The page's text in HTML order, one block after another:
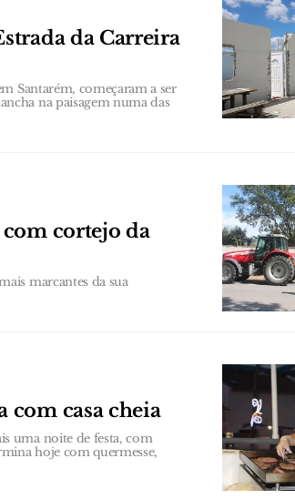
da Carreira
Santarém, começaram a ser
na paisagem numa das
cortejo da
marcantes da sua
com casa cheia
uma noite de festa, com
hoje com quermesse,